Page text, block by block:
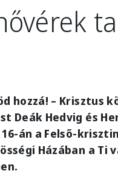
hozzá! – Krisztus
Deák Hedvig és
án a Felső-
Házában a Ti